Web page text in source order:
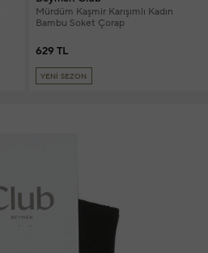
Mürdüm Kaşmir Karışımlı Kadın
Bambu Soket Çorap
629 TL
YENİ SEZON